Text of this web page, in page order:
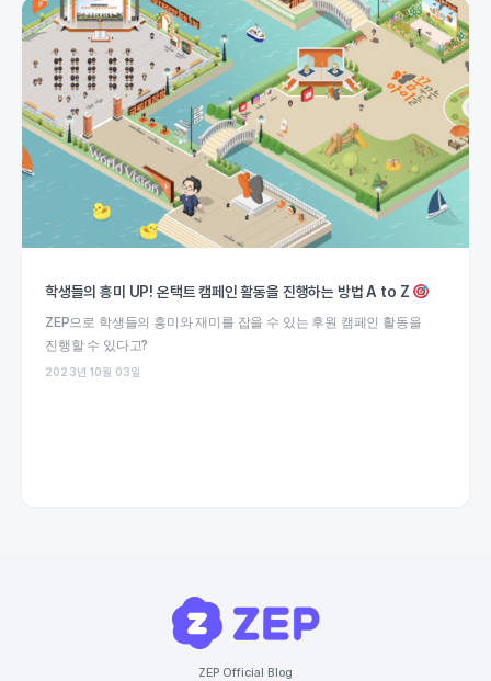
학생들의 흥미 UP! 온택트 캠페인 활동을 진행하는 방법 A to Z
ZEP으로 학생들의 흥미와 재미를 잡을 수 있는 후원 캠페인 활동을
진행할 수 있다고?
2023년 10월 03일
ZEP Official Blog